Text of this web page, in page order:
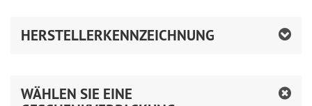
HERSTELLERKENNZEICHNUNG
WÄHLEN SIE EINE